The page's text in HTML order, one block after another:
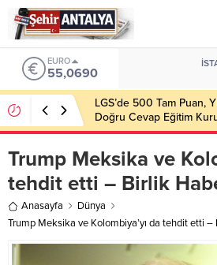
ALTIN
6.525,39
Latif Albayrak’tan Bursa
Federasyonu İçin 25
Trump Meksika ve
tehdit etti – Birlik
Anasayfa
Dünya
Trump Meksika ve Kolombiya’yı da tehdit etti –